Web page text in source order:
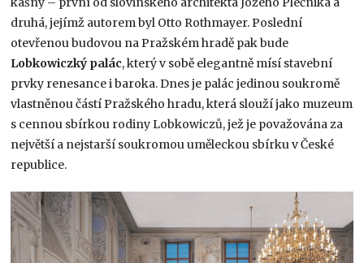
druhá, jejímž autorem byl Otto Rothmayer. Poslední
otevřenou budovou na Pražském hradě pak bude
Lobkowiczký palác, který v sobě elegantně mísí stavební
prvky renesance i baroka. Dnes je palác jedinou soukromě
vlastněnou částí Pražského hradu, která slouží jako muzeum
s cennou sbírkou rodiny Lobkowiczů, jež je považována za
největší a nejstarší soukromou uměleckou sbírku v České
republice.